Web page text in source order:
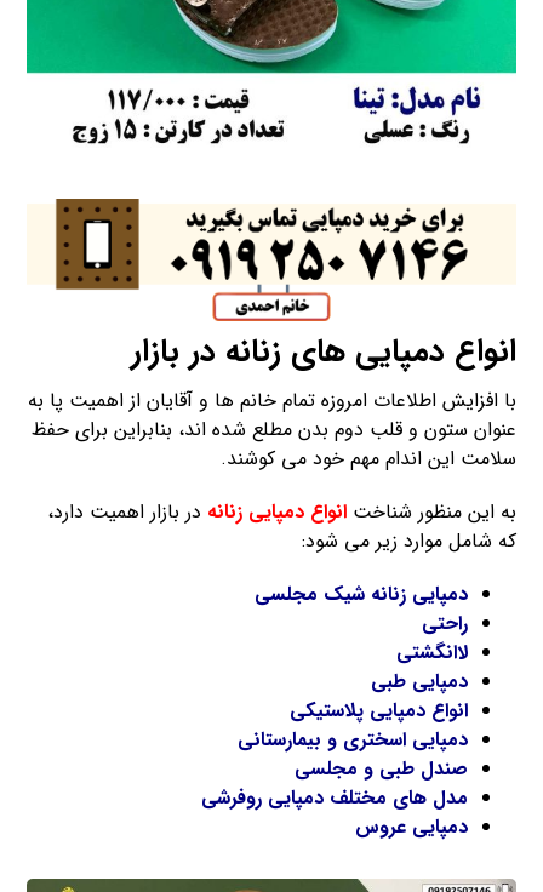
انواع دمپایی های زنانه در بازار
با افزایش اطلاعات امروزه تمام خانم ها و آقایان از اهمیت پا به
عنوان ستون و قلب دوم بدن مطلع شده اند، بنابراین برای حفظ
سلامت این اندام مهم خود می کوشند.
به این منظور شناختانواع دمپایی زنانه در بازار اهمیت دارد،
که شامل موارد زیر می شود:
دمپایی زنانه شیک مجلسی
راحتی
لاانگشتی
دمپایی طبی
انواع دمپایی پلاستیکی
دمپایی اسختری و بیمارستانی
صندل طبی و مجلسی
مدل های مختلف دمپایی روفرشی
دمپایی عروس